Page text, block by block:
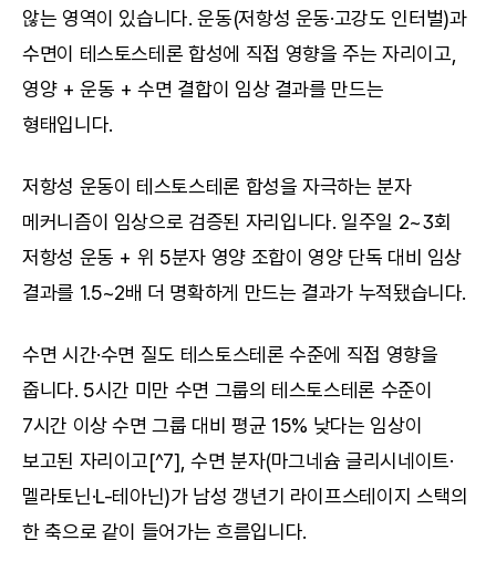
않는 영역이 있습니다. 운동(저항성 운동·고강도 인터벌)과
수면이 테스토스테론 합성에 직접 영향을 주는 자리이고,
영양 + 운동 + 수면 결합이 임상 결과를 만드는
형태입니다.
저항성 운동이 테스토스테론 합성을 자극하는 분자
메커니즘이 임상으로 검증된 자리입니다. 일주일 2~3회
저항성 운동 + 위 5분자 영양 조합이 영양 단독 대비 임상
결과를 1.5~2배 더 명확하게 만드는 결과가 누적됐습니다.
수면 시간·수면 질도 테스토스테론 수준에 직접 영향을
줍니다. 5시간 미만 수면 그룹의 테스토스테론 수준이
7시간 이상 수면 그룹 대비 평균 15% 낮다는 임상이
보고된 자리이고[^7], 수면 분자(마그네슘 글리시네이트·
멜라토닌·L-테아닌)가 남성 갱년기 라이프스테이지 스택의
한 축으로 같이 들어가는 흐름입니다.